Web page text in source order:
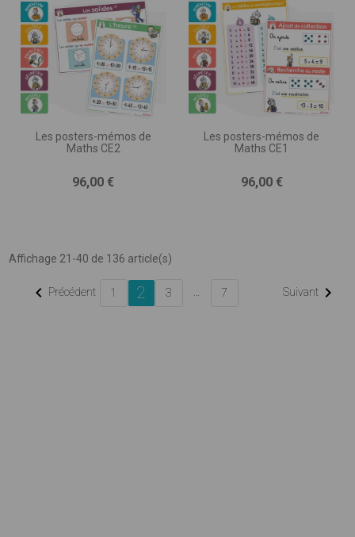
Les posters-mémos de
Maths CE2
Prix
96,00 €
Les posters-mémos de
Maths CE1
Prix
96,00 €
Affichage 21-40 de 136 article(s)
 Précédent 1 2 3 7 Suivant